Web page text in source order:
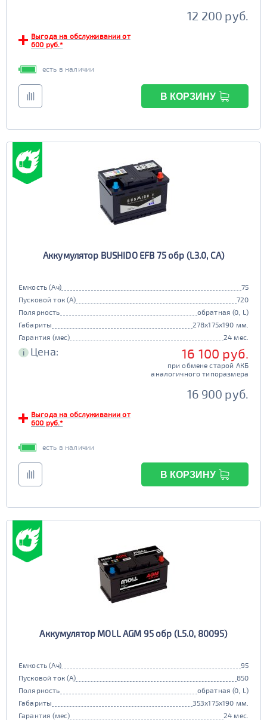
12 200 руб.
Выгода на обслуживании от
600 руб.*
есть в наличии
В КОРЗИНУ
Аккумулятор BUSHIDO EFB 75 обр (L3.0, CA)
Емкость (Ач)
75
Пусковой ток (А)
720
Полярность
обратная (0, L)
Габариты
278x175x190 мм.
Гарантия (мес)
24 мес.
i Цена: 16 100 руб.
при обмене старой АКБ
аналогичного типоразмера
16 900 руб.
Выгода на обслуживании от
600 руб.*
есть в наличии
В КОРЗИНУ
Аккумулятор MOLL AGM 95 обр (L5.0, 80095)
Емкость (Ач)
95
Пусковой ток (А)
850
Полярность
обратная (0, L)
Габариты
353x175x190 мм.
Гарантия (мес)
24 мес.